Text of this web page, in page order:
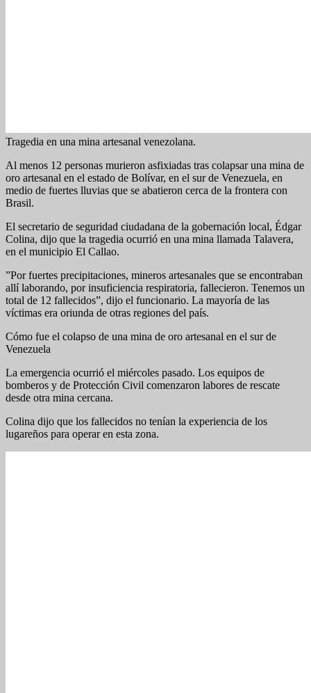
Tragedia en una mina artesanal venezolana.
Al menos 12 personas murieron asfixiadas tras colapsar una mina de
oro artesanal en el estado de Bolívar, en el sur de Venezuela, en
medio de fuertes lluvias que se abatieron cerca de la frontera con
Brasil.
El secretario de seguridad ciudadana de la gobernación local, Édgar
Colina, dijo que la tragedia ocurrió en una mina llamada Talavera,
en el municipio El Callao.
”Por fuertes precipitaciones, mineros artesanales que se encontraban
allí laborando, por insuficiencia respiratoria, fallecieron. Tenemos un
total de 12 fallecidos”, dijo el funcionario. La mayoría de las
víctimas era oriunda de otras regiones del país.
Cómo fue el colapso de una mina de oro artesanal en el sur de
Venezuela
La emergencia ocurrió el miércoles pasado. Los equipos de
bomberos y de Protección Civil comenzaron labores de rescate
desde otra mina cercana.
Colina dijo que los fallecidos no tenían la experiencia de los
lugareños para operar en esta zona.